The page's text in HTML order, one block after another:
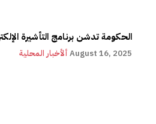
الحكومة تدشن برنامج التأشيرة
ألأخبار المحلية August 16, 2025